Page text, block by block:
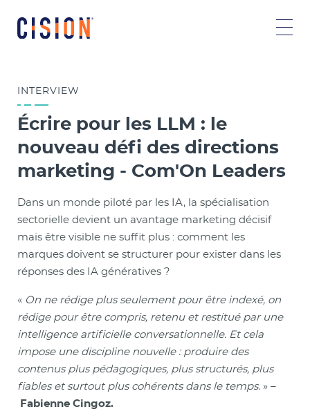
INTERVIEW
Écrire pour les LLM : le
nouveau défi des directions
marketing - Com'On Leaders
Dans un monde piloté par les IA, la spécialisation
sectorielle devient un avantage marketing décisif
mais être visible ne suffit plus : comment les
marques doivent se structurer pour exister dans les
réponses des IA génératives ?
« On ne rédige plus seulement pour être indexé, on
rédige pour être compris, retenu et restitué par une
intelligence artificielle conversationnelle. Et cela
impose une discipline nouvelle : produire des
contenus plus pédagogiques, plus structurés, plus
fiables et surtout plus cohérents dans le temps. » –
Fabienne Cingoz.